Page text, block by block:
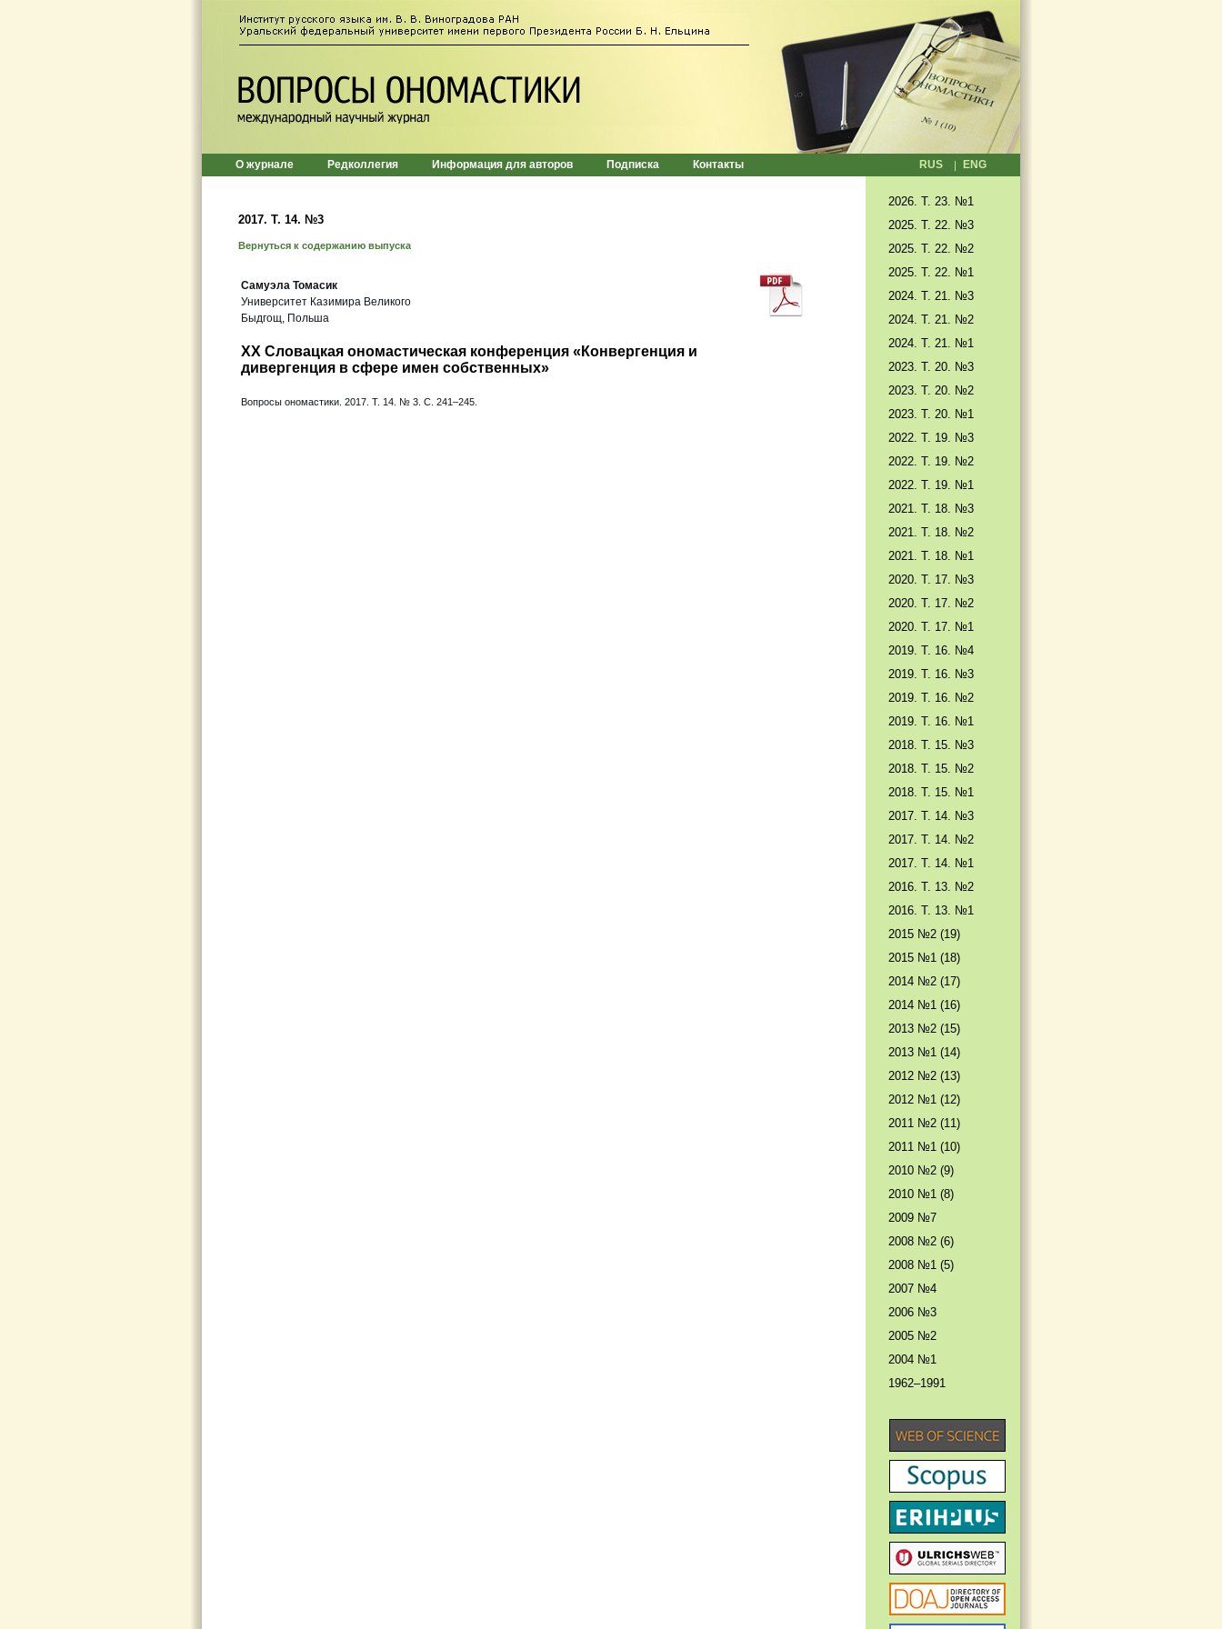
О журнале Редколлегия Информация для авторов Подписка Контакты RUS ENG
2017. T. 14. №3
Вернуться к содержанию выпуска
Самуэла Томасик
Университет Казимира Великого
Быдгощ, Польша
XX Словацкая ономастическая конференция «Конвергенция и
дивергенция в сфере имен собственных»
Вопросы ономастики. 2017. Т. 14. № 3. С. 241–245.
2026. T. 23. №1
2025. T. 22. №3
2025. Т. 22. №2
2025. Т. 22. №1
2024. Т. 21. №3
2024. Т. 21. №2
2024. Т. 21. №1
2023. Т. 20. №3
2023. Т. 20. №2
2023. Т. 20. №1
2022. Т. 19. №3
2022. Т. 19. №2
2022. Т. 19. №1
2021. Т. 18. №3
2021. Т. 18. №2
2021. Т. 18. №1
2020. Т. 17. №3
2020. Т. 17. №2
2020. Т. 17. №1
2019. Т. 16. №4
2019. Т. 16. №3
2019. Т. 16. №2
2019. Т. 16. №1
2018. Т. 15. №3
2018. Т. 15. №2
2018. Т. 15. №1
2017. T. 14. №3
2017. T. 14. №2
2017. T. 14. №1
2016. T. 13. №2
2016. T. 13. №1
2015 №2 (19)
2015 №1 (18)
2014 №2 (17)
2014 №1 (16)
2013 №2 (15)
2013 №1 (14)
2012 №2 (13)
2012 №1 (12)
2011 №2 (11)
2011 №1 (10)
2010 №2 (9)
2010 №1 (8)
2009 №7
2008 №2 (6)
2008 №1 (5)
2007 №4
2006 №3
2005 №2
2004 №1
1962–1991